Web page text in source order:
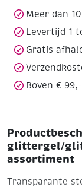
Meer dan
Levertijd 1
Gratis
Boven €
glittergel/
assortiment
Transparante